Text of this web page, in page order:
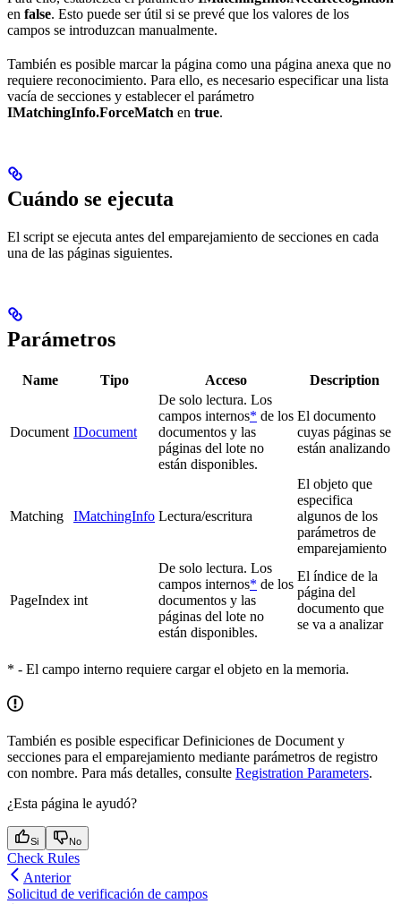
en false. Esto puede ser útil si se prevé que los valores de los
campos se introduzcan manualmente.
También es posible marcar la página como una página anexa que no
requiere reconocimiento. Para ello, es necesario especificar una lista
vacía de secciones y establecer el parámetro
IMatchingInfo.ForceMatch en true.
Cuándo se ejecuta
El script se ejecuta antes del emparejamiento de secciones en cada
una de las páginas siguientes.
Parámetros
Name Tipo Acceso Description
Document IDocument
De solo lectura. Los
campos internos* de los
documentos y las
páginas del lote no
están disponibles.
El documento
cuyas páginas se
están analizando
Matching IMatchingInfo Lectura/escritura
El objeto que
especifica
algunos de los
parámetros de
emparejamiento
PageIndex int
De solo lectura. Los
campos internos* de los
documentos y las
páginas del lote no
están disponibles.
El índice de la
página del
documento que
se va a analizar
* - El campo interno requiere cargar el objeto en la memoria.
También es posible especificar Definiciones de Document y
secciones para el emparejamiento mediante parámetros de registro
con nombre. Para más detalles, consulte Registration Parameters.
¿Esta página le ayudó?
Si No
Check Rules
Anterior
Solicitud de verificación de campos